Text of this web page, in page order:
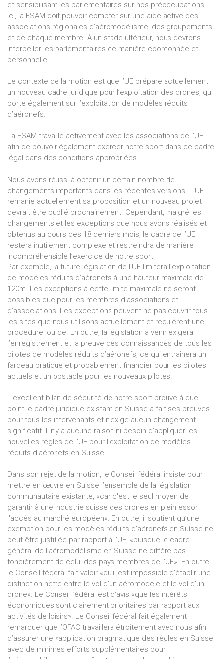
et sensibilisant les parlementaires sur nos préoccupations.
Ici, la FSAM doit pouvoir compter sur une aide active des
associations régionales d’aéromodélisme, des groupements
et de chaque membre. À un stade ultérieur, nous devrons
interpeller les parlementaires de manière coordonnée et
personnelle.
Le contexte de la motion est que l’UE prépare actuellement
un nouveau cadre juridique pour l’exploitation des drones, qui
porte également sur l’exploitation de modèles réduits
d’aéronefs.
La FSAM travaille activement avec les associations de l’UE
afin de pouvoir également exercer notre sport dans ce cadre
légal dans des conditions appropriées.
Nous avons réussi à obtenir un certain nombre de
changements importants dans les récentes versions. L’UE
remanie actuellement sa proposition et un nouveau projet
devrait être publié prochainement. Cependant, malgré les
changements et les exceptions que nous avons réalisés et
obtenus au cours des 18 derniers mois, le cadre de l’UE
restera inutilement complexe et restreindra de manière
incompréhensible l’exercice de notre sport.
Par exemple, la future législation de l’UE limitera l’exploitation
de modèles réduits d’aéronefs à une hauteur maximale de
120m. Les exceptions à cette limite maximale ne seront
possibles que pour les membres d’associations et
d’associations. Les exceptions peuvent ne pas couvrir tous
les sites que nous utilisons actuellement et requièrent une
procédure lourde. En outre, la législation à venir exigera
l’enregistrement et la preuve des connaissances de tous les
pilotes de modèles réduits d’aéronefs, ce qui entraînera un
fardeau pratique et probablement financier pour les pilotes
actuels et un obstacle pour les nouveaux pilotes.
L’excellent bilan de sécurité de notre sport prouve à quel
point le cadre juridique existant en Suisse a fait ses preuves
pour tous les intervenants et n’exige aucun changement
significatif. Il n’y a aucune raison ni besoin d’appliquer les
nouvelles règles de l’UE pour l’exploitation de modèles
réduits d’aéronefs en Suisse.
Dans son rejet de la motion, le Conseil fédéral insiste pour
mettre en œuvre en Suisse l’ensemble de la législation
communautaire existante, «car c'est le seul moyen de
garantir à une industrie suisse des drones en plein essor
l'accès au marché européen». En outre, il soutient qu’une
exemption pour les modèles réduits d’aéronefs en Suisse ne
peut être justifiée par rapport à l’UE, «puisque le cadre
général de l'aéromodélisme en Suisse ne diffère pas
foncièrement de celui des pays membres de l'UE». En outre,
le Conseil fédéral fait valoir «qu’il est impossible d'établir une
distinction nette entre le vol d'un aéromodèle et le vol d'un
drone». Le Conseil fédéral est d’avis «que les intérêts
économiques sont clairement prioritaires par rapport aux
activités de loisirs». Le Conseil fédéral fait également
remarquer que l’OFAC travaillera étroitement avec nous afin
d’assurer une «application pragmatique des règles en Suisse
avec de minimes efforts supplémentaires pour